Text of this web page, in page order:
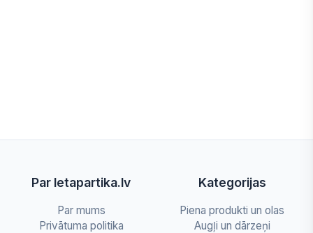
Par letapartika.lv
Par mums
Privātuma politika
Kategorijas
Piena produkti un olas
Augļi un dārzeņi